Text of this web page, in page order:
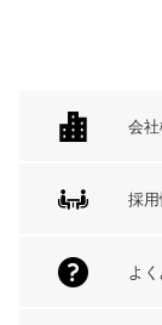
会
採
よ